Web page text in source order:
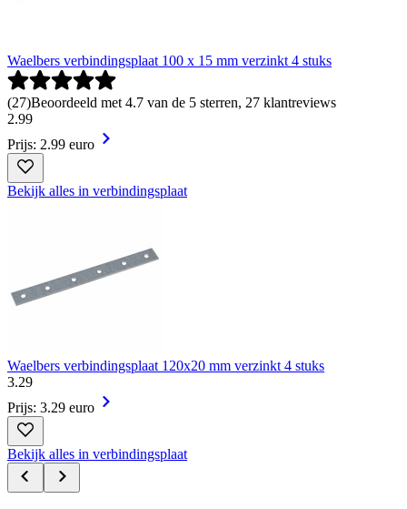
Waelbers verbindingsplaat 100 x 15 mm verzinkt 4 stuks
(27)Beoordeeld met 4.7 van de 5 sterren, 27 klantreviews
2.99
Prijs: 2.99 euro
Bekijk alles in verbindingsplaat
Waelbers verbindingsplaat 120x20 mm verzinkt 4 stuks
3.29
Prijs: 3.29 euro
Bekijk alles in verbindingsplaat